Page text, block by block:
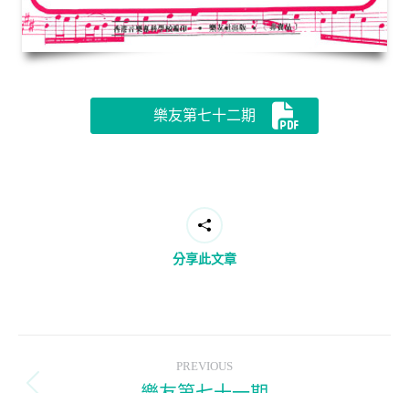
樂友第七十二期
分享此文章
PREVIOUS